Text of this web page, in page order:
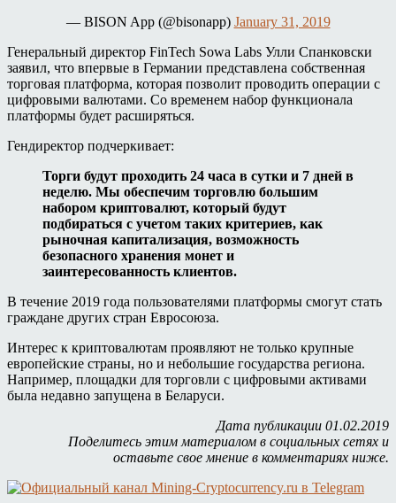
— BISON App (@bisonapp) January 31, 2019
Генеральный директор FinTech Sowa Labs Улли Спанковски
заявил, что впервые в Германии представлена собственная
торговая платформа, которая позволит проводить операции с
цифровыми валютами. Со временем набор функционала
платформы будет расширяться.
Гендиректор подчеркивает:
Торги будут проходить 24 часа в сутки и 7 дней в
неделю. Мы обеспечим торговлю большим
набором криптовалют, который будут
подбираться с учетом таких критериев, как
рыночная капитализация, возможность
безопасного хранения монет и
заинтересованность клиентов.
В течение 2019 года пользователями платформы смогут стать
граждане других стран Евросоюза.
Интерес к криптовалютам проявляют не только крупные
европейские страны, но и небольшие государства региона.
Например, площадки для торговли с цифровыми активами
была недавно запущена в Беларуси.
Дата публикации 01.02.2019
Поделитесь этим материалом в социальных сетях и
оставьте свое мнение в комментариях ниже.